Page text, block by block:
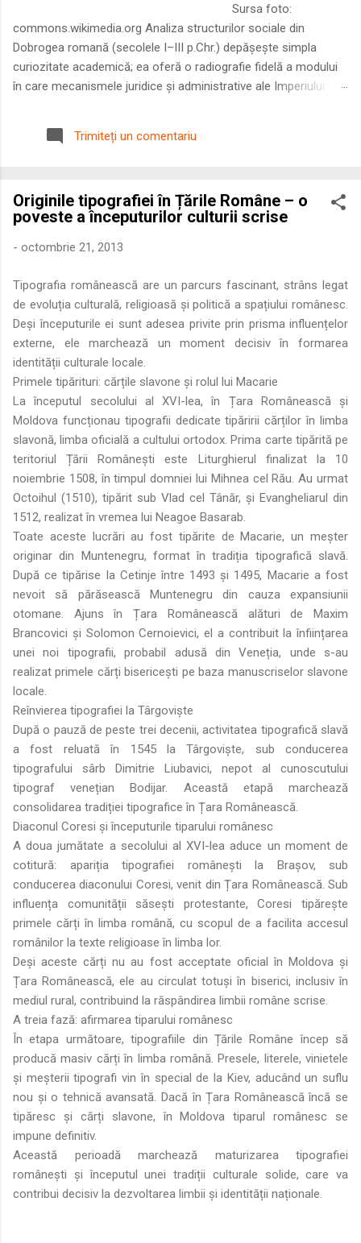
Sursa foto:
commons.wikimedia.org Analiza structurilor sociale din
Dobrogea romană (secolele I–III p.Chr.) depășește simpla
curiozitate academică; ea oferă o radiografie fidelă a modului
în care mecanismele juridice și administrative ale Imperiului
Într-o epocă în care prosperitatea excepțională a lumii romane
era susținută de o mobilitate socială dinamică și de o libertate
roman – în special a cetățenilor romani ( cives Romani ) în
țesutul urban și rural dobrogean – ne permite să măsurăm cu
precizie profunzimea și ritmul procesului de rom...
Trimiteți un comentariu
Originile tipografiei în Țările Române – o
poveste a începuturilor culturii scrise
- octombrie 21, 2013
Tipografia românească are un parcurs fascinant, strâns legat
de evoluția culturală, religioasă și politică a spațiului românesc.
Deși începuturile ei sunt adesea privite prin prisma influențelor
externe, ele marchează un moment decisiv în formarea
identității culturale locale.
Primele tipărituri: cărțile slavone și rolul lui Macarie
La începutul secolului al XVI-lea, în Țara Românească și
Moldova funcționau tipografii dedicate tipăririi cărților în limba
slavonă, limba oficială a cultului ortodox. Prima carte tipărită pe
teritoriul Țării Românești este Liturghierul finalizat la 10
noiembrie 1508, în timpul domniei lui Mihnea cel Rău. Au urmat
Octoihul (1510), tipărit sub Vlad cel Tânăr, și Evangheliarul din
1512, realizat în vremea lui Neagoe Basarab.
Toate aceste lucrări au fost tipărite de Macarie, un meșter
originar din Muntenegru, format în tradiția tipografică slavă.
După ce tipărise la Cetinje între 1493 și 1495, Macarie a fost
nevoit să părăsească Muntenegru din cauza expansiunii
otomane. Ajuns în Țara Românească alături de Maxim
Brancovici și Solomon Cernoievici, el a contribuit la înființarea
unei noi tipografii, probabil adusă din Veneția, unde s-au
realizat primele cărți bisericești pe baza manuscriselor slavone
locale.
Reînvierea tipografiei la Târgoviște
După o pauză de peste trei decenii, activitatea tipografică slavă
a fost reluată în 1545 la Târgoviște, sub conducerea
tipografului sârb Dimitrie Liubavici, nepot al cunoscutului
tipograf venețian Bodijar. Această etapă marchează
consolidarea tradiției tipografice în Țara Românească.
Diaconul Coresi și începuturile tiparului românesc
A doua jumătate a secolului al XVI-lea aduce un moment de
cotitură: apariția tipografiei românești la Brașov, sub
conducerea diaconului Coresi, venit din Țara Românească. Sub
influența comunității săsești protestante, Coresi tipărește
primele cărți în limba română, cu scopul de a facilita accesul
românilor la texte religioase în limba lor.
Deși aceste cărți nu au fost acceptate oficial în Moldova și
Țara Românească, ele au circulat totuși în biserici, inclusiv în
mediul rural, contribuind la răspândirea limbii române scrise.
A treia fază: afirmarea tiparului românesc
În etapa următoare, tipografiile din Țările Române încep să
producă masiv cărți în limba română. Presele, literele, vinietele
și meșterii tipografi vin în special de la Kiev, aducând un suflu
nou și o tehnică avansată. Dacă în Țara Românească încă se
tipăresc și cărți slavone, în Moldova tiparul românesc se
impune definitiv.
Această perioadă marchează maturizarea tipografiei
românești și începutul unei tradiții culturale solide, care va
contribui decisiv la dezvoltarea limbii și identității naționale.